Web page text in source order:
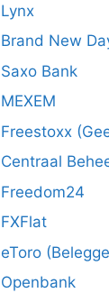
Lynx
Brand New
Saxo Bank
MEXEM
Freestoxx
Centraal
Freedom24
FXFlat
eToro
Openbank